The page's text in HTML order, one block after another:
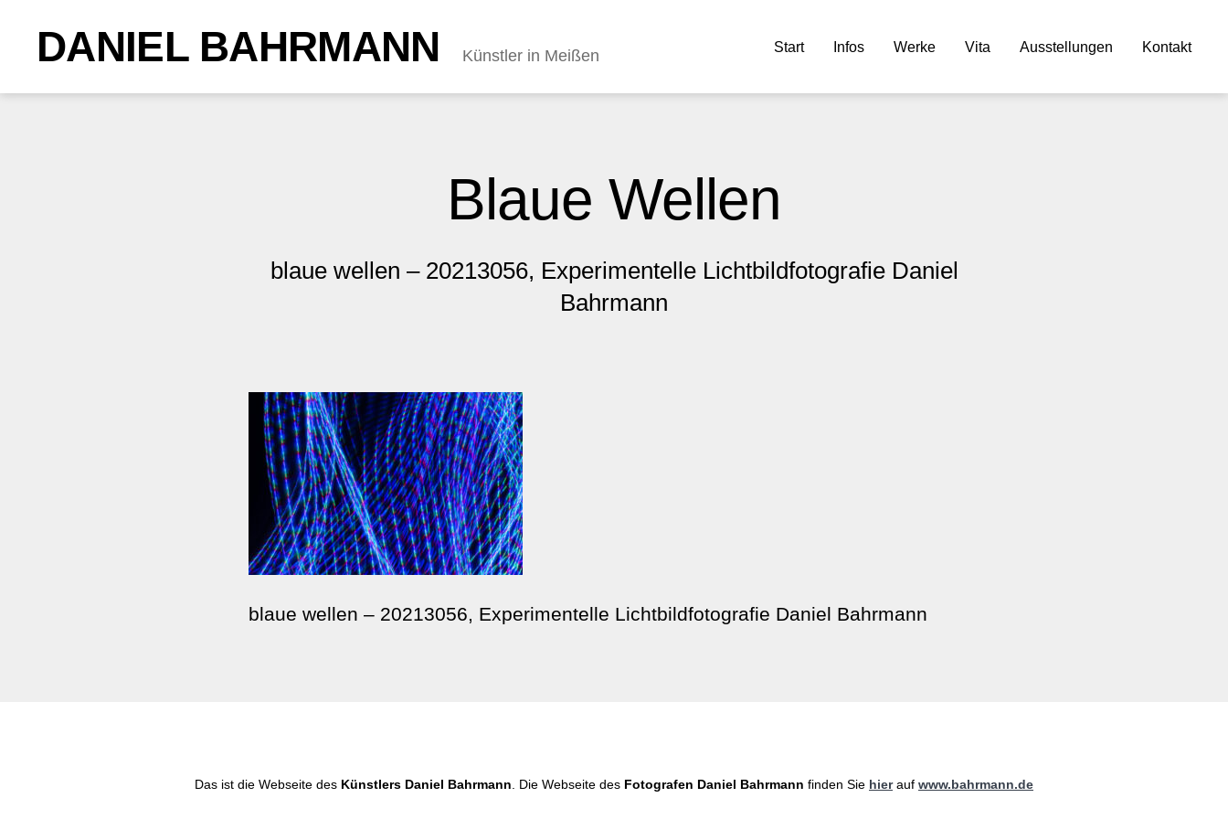
DANIEL BAHRMANN Künstler in Meißen Start Infos Werke Vita Ausstellungen Kontakt
Blaue Wellen
blaue wellen – 20213056, Experimentelle Lichtbildfotografie Daniel
Bahrmann
blaue wellen – 20213056, Experimentelle Lichtbildfotografie Daniel Bahrmann
Das ist die Webseite des Künstlers Daniel Bahrmann. Die Webseite des Fotografen Daniel Bahrmann finden Sie hierauf www.bahrmann.de